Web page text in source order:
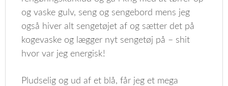
og vaske gulv, seng og sengebord mens jeg
også hiver alt sengetøjet af og sætter det på
kogevaske og lægger nyt sengetøj på – shit
hvor var jeg energisk!
Pludselig og ud af et blå, får jeg et mega